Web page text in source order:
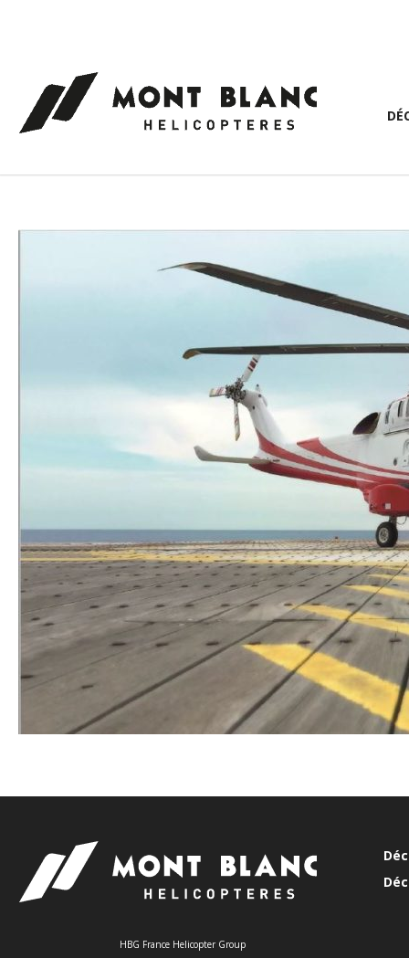
HBG France Helicopter Group